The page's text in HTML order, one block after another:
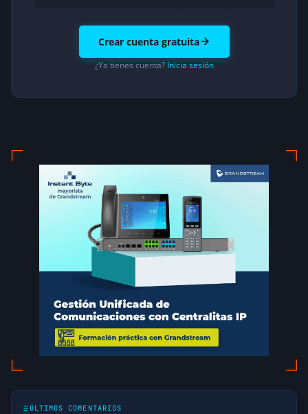
Crear cuenta gratuita
¿Ya tienes cuenta? Inicia sesión
ÚLTIMOS COMENTARIOS